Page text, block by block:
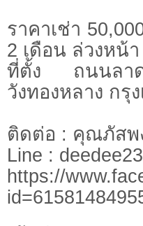
ราคาเช่า
2 เดือน ล่วงหน้
ที่ตั้ง ถนนลา
วังทองหลาง กรุ
ติดต่อ : คุณภัสพ
Line : deedee23
https://